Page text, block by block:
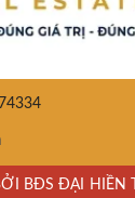
BĐS ĐẠI HIỀN